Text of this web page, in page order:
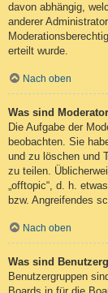
davon abhängig,
anderer
erteilt wurde.
Nach oben
Was sind
Die Aufgabe der
beobachten. Sie
und zu löschen und
zu teilen.
„offtopic“, d. h.
bzw. Angreifendes
Nach oben
Was sind
Benutzergruppen